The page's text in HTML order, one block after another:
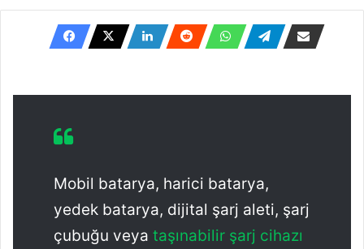
e-
posta
göndermek
Mobil batarya, harici batarya,
yedek batarya, dijital şarj aleti, şarj
çubuğu veya taşınabilir şarj cihazı